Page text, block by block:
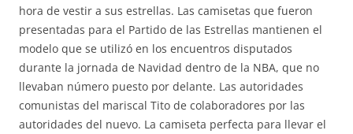
hora de vestir a sus estrellas. Las camisetas que fueron
presentadas para el Partido de las Estrellas mantienen el
modelo que se utilizó en los encuentros disputados
durante la jornada de Navidad dentro de la NBA, que no
llevaban número puesto por delante. Las autoridades
comunistas del mariscal Tito de colaboradores por las
autoridades del nuevo. La camiseta perfecta para llevar el